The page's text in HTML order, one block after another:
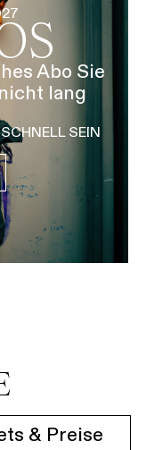
Abo Sie
lang
SEIN
& Preise